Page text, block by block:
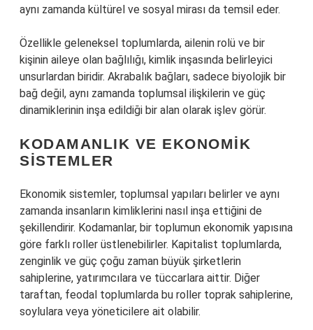
aynı zamanda kültürel ve sosyal mirası da temsil eder.
Özellikle geleneksel toplumlarda, ailenin rolü ve bir
kişinin aileye olan bağlılığı, kimlik inşasında belirleyici
unsurlardan biridir. Akrabalık bağları, sadece biyolojik bir
bağ değil, aynı zamanda toplumsal ilişkilerin ve güç
dinamiklerinin inşa edildiği bir alan olarak işlev görür.
KODAMANLIK VE EKONOMIK
SISTEMLER
Ekonomik sistemler, toplumsal yapıları belirler ve aynı
zamanda insanların kimliklerini nasıl inşa ettiğini de
şekillendirir. Kodamanlar, bir toplumun ekonomik yapısına
göre farklı roller üstlenebilirler. Kapitalist toplumlarda,
zenginlik ve güç çoğu zaman büyük şirketlerin
sahiplerine, yatırımcılara ve tüccarlara aittir. Diğer
taraftan, feodal toplumlarda bu roller toprak sahiplerine,
soylulara veya yöneticilere ait olabilir.